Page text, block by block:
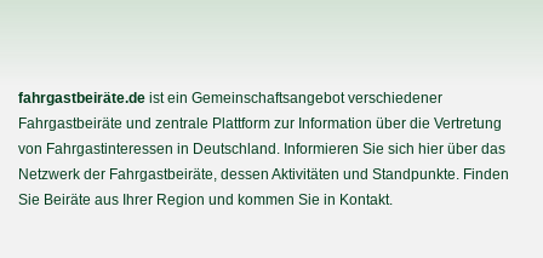
fahrgastbeiräte.de ist ein Gemeinschaftsangebot verschiedener
Fahrgastbeiräte und zentrale Plattform zur Information über die Vertretung
von Fahrgastinteressen in Deutschland. Informieren Sie sich hier über das
Netzwerk der Fahrgastbeiräte, dessen Aktivitäten und Standpunkte. Finden
Sie Beiräte aus Ihrer Region und kommen Sie in Kontakt.